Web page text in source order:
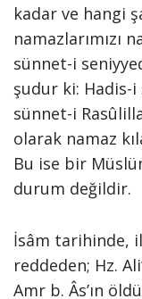
kadar ve hangi
namazlarımızı
sünnet-i
şudur ki: Hadis-
sünnet-i
olarak namaz
Bu ise bir
durum değildir.
İsâm tarihinde,
reddeden; Hz.
Amr b. Âs’ın